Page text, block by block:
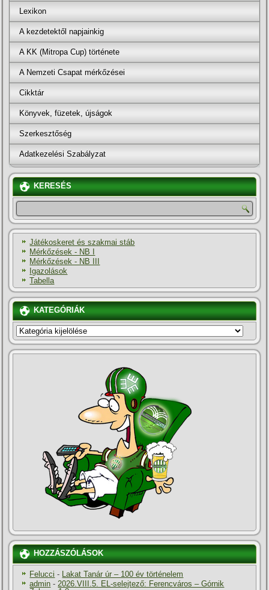
Lexikon
A kezdetektől napjainkig
A KK (Mitropa Cup) története
A Nemzeti Csapat mérkőzései
Cikktár
Könyvek, füzetek, újságok
Szerkesztőség
Adatkezelési Szabályzat
KERESÉS
Játékoskeret és szakmai stáb
Mérkőzések - NB I
Mérkőzések - NB III
Igazolások
Tabella
KATEGÓRIÁK
KATEGÓRIÁK
HOZZÁSZÓLÁSOK
Felucci - Lakat Tanár úr – 100 év történelem
admin -2026.VIII.5. EL-selejtező: Ferencváros – Górnik